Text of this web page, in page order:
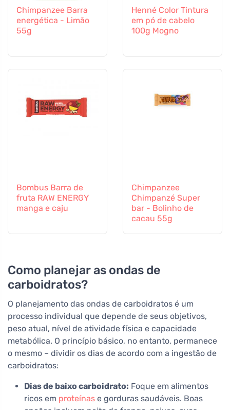
Chimpanzee Barra
energética - Limão
55g
Henné Color Tintura
em pó de cabelo
100g Mogno
Bombus Barra de
fruta RAW ENERGY
manga e caju
Chimpanzee
Chimpanzé Super
bar - Bolinho de
cacau 55g
Como planejar as ondas de
carboidratos?
O planejamento das ondas de carboidratos é um
processo individual que depende de seus objetivos,
peso atual, nível de atividade física e capacidade
metabólica. O princípio básico, no entanto, permanece
o mesmo – dividir os dias de acordo com a ingestão de
carboidratos:
Dias de baixo carboidrato: Foque em alimentos
ricos em proteínas e gorduras saudáveis. Boas